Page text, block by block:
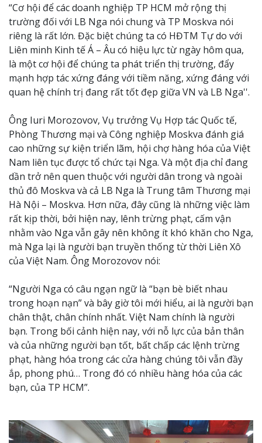
“Cơ hội để các doanh nghiệp TP HCM mở rộng thị
trường đối với LB Nga nói chung và TP Moskva nói
riêng là rất lớn. Đặc biệt chúng ta có HĐTM Tự do với
Liên minh Kinh tế Á – Âu có hiệu lực từ ngày hôm qua,
là một cơ hội để chúng ta phát triển thị trường, đẩy
mạnh hợp tác xứng đáng với tiềm năng, xứng đáng với
quan hệ chính trị đang rất tốt đẹp giữa VN và LB Nga''.
Ông Iuri Morozovov, Vụ trưởng Vụ Hợp tác Quốc tế,
Phòng Thương mại và Công nghiệp Moskva đánh giá
cao những sự kiện triển lãm, hội chợ hàng hóa của Việt
Nam liên tục được tổ chức tại Nga. Và một địa chỉ đang
dần trở nên quen thuộc với người dân trong và ngoài
thủ đô Moskva và cả LB Nga là Trung tâm Thương mại
Hà Nội – Moskva. Hơn nữa, đây cũng là những việc làm
rất kịp thời, bởi hiện nay, lênh trừng phạt, cấm vận
nhằm vào Nga vẫn gây nên không ít khó khăn cho Nga,
mà Nga lại là người bạn truyền thống từ thời Liên Xô
của Việt Nam. Ông Morozovov nói:
“Người Nga có câu ngạn ngữ là “bạn bè biết nhau
trong hoạn nạn” và bây giờ tôi mới hiểu, ai là người bạn
chân thật, chân chính nhất. Việt Nam chính là người
bạn. Trong bối cảnh hiện nay, với nỗ lực của bản thân
và của những người bạn tốt, bất chấp các lệnh trừng
phạt, hàng hóa trong các cửa hàng chúng tôi vẫn đầy
ắp, phong phú… Trong đó có nhiều hàng hóa của các
bạn, của TP HCM”.